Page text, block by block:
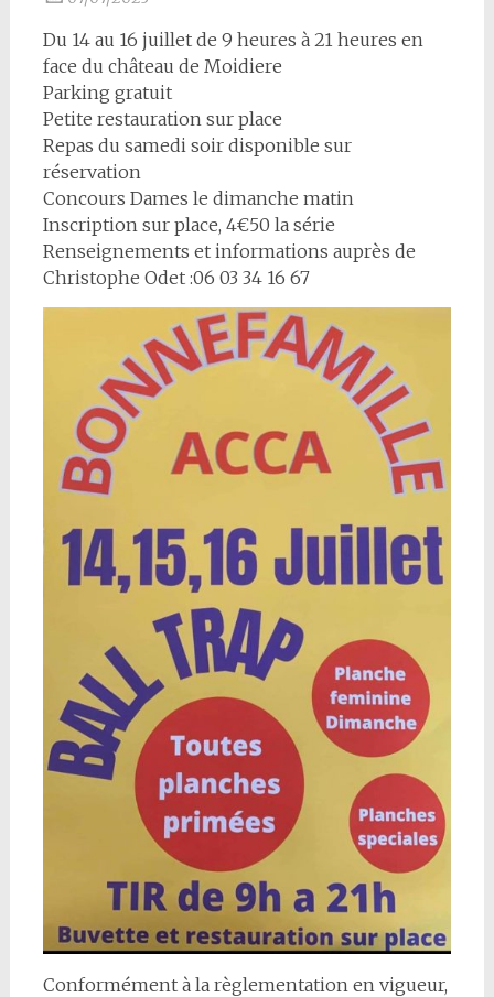
Du 14 au 16 juillet de 9 heures à 21 heures en
face du château de Moidiere
Parking gratuit
Petite restauration sur place
Repas du samedi soir disponible sur
réservation
Concours Dames le dimanche matin
Inscription sur place, 4€50 la série
Renseignements et informations auprès de
Christophe Odet :06 03 34 16 67
Conformément à la règlementation en vigueur,